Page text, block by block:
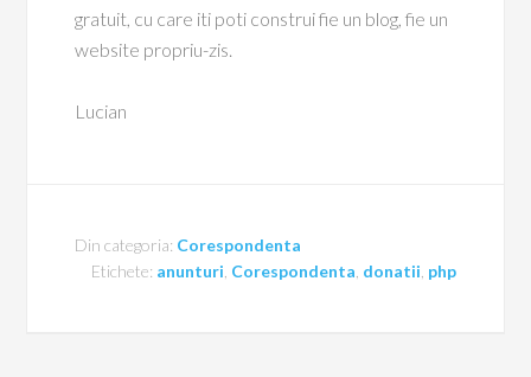
gratuit, cu care iti poti construi fie un blog, fie un
website propriu-zis.
Lucian
Din categoria: Corespondenta
Etichete: anunturi Corespondenta donatii php